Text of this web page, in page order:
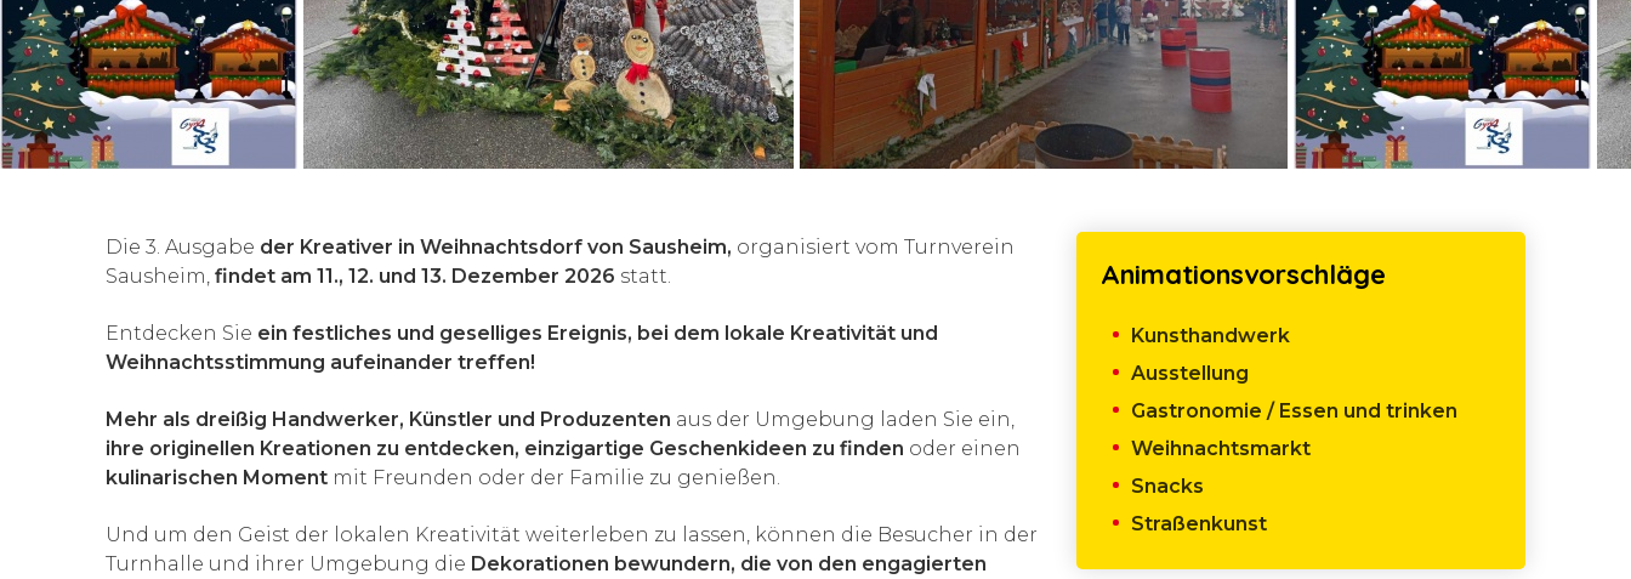
Die 3. Ausgabe der Kreativer in Weihnachtsdorf von Sausheim, organisiert vom Turnverein
Sausheim, findet am 11., 12. und 13. Dezember 2026 statt.
Entdecken Sie ein festliches und geselliges Ereignis, bei dem lokale Kreativität und
Weihnachtsstimmung aufeinander treffen!
Mehr als dreißig Handwerker, Künstler und Produzenten aus der Umgebung laden Sie ein,
ihre originellen Kreationen zu entdecken, einzigartige Geschenkideen zu finden oder einen
kulinarischen Moment mit Freunden oder der Familie zu genießen.
Und um den Geist der lokalen Kreativität weiterleben zu lassen, können die Besucher in der
Turnhalle und ihrer Umgebung die Dekorationen bewundern, die von den engagierten
Animationsvorschläge
Kunsthandwerk
Ausstellung
Gastronomie / Essen und trinken
Weihnachtsmarkt
Snacks
Straßenkunst